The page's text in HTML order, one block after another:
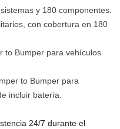
y 180 componentes.
con cobertura en 180
to Bumper para vehículos
to Bumper para
incluir batería.
24/7 durante el